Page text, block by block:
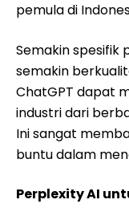
pemula di
Semakin spesifik
semakin
ChatGPT dapat
industri dari
Ini sangat
buntu dalam
Perplexity AI